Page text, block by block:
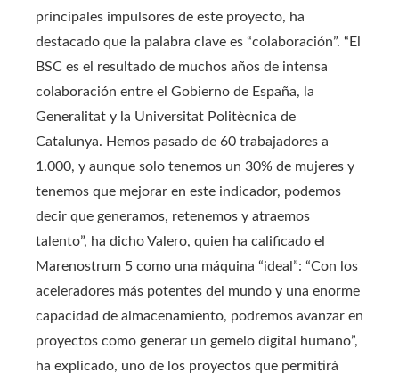
principales impulsores de este proyecto, ha
destacado que la palabra clave es “colaboración”. “El
BSC es el resultado de muchos años de intensa
colaboración entre el Gobierno de España, la
Generalitat y la Universitat Politècnica de
Catalunya. Hemos pasado de 60 trabajadores a
1.000, y aunque solo tenemos un 30% de mujeres y
tenemos que mejorar en este indicador, podemos
decir que generamos, retenemos y atraemos
talento”, ha dicho Valero, quien ha calificado el
Marenostrum 5 como una máquina “ideal”: “Con los
aceleradores más potentes del mundo y una enorme
capacidad de almacenamiento, podremos avanzar en
proyectos como generar un gemelo digital humano”,
ha explicado, uno de los proyectos que permitirá